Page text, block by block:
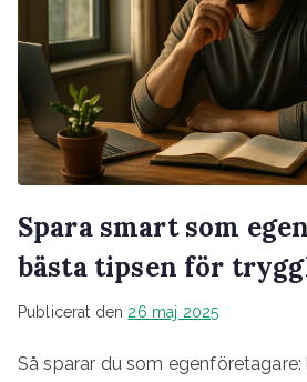
Spara smart som
bästa tipsen för
Publicerat den 26 maj 2025
Så sparar du som